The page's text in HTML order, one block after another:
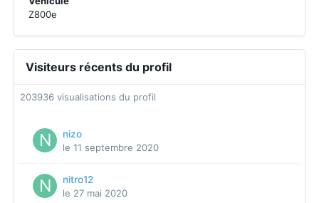
Z800e
Visiteurs récents du profil
203936 visualisations du profil
nizo
le 11 septembre 2020
nitro12
le 27 mai 2020